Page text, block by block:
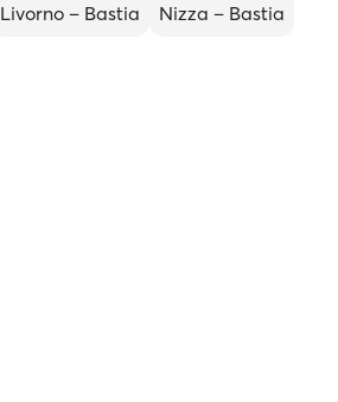
Livorno – Bastia Nizza – Bastia